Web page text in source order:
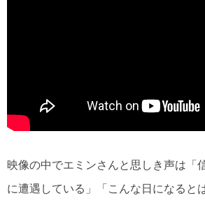
映像の中でエミンさんと思しき声は「
に遭遇している」「こんな日になると